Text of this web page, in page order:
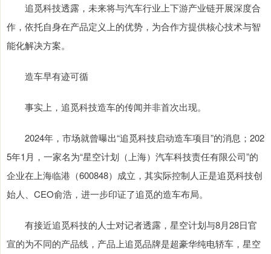
追觅科技透露，未来将与汽车行业上下游产业链开展深度合
作，依托自身在产品定义上的优势，为合作方提供核心技术与智
能化解决方案。
造车早有迹可循
事实上，追觅科技造车的传闻并非首次出现。
2024年，市场就曾曝出“追觅科技启动造车项目”的消息；202
5年1月，一家名为“星空计划（上海）汽车科技责任有限公司”的
企业在上海临港（600848）成立，其实际控制人正是追觅科技创
始人、CEO俞浩，进一步印证了追觅的造车布局。
有接近追觅科技的人士对记者透露，星空计划与8月28日官
宣的为不同的产品线，产品上追觅品牌是超豪华纯电轿车，星空